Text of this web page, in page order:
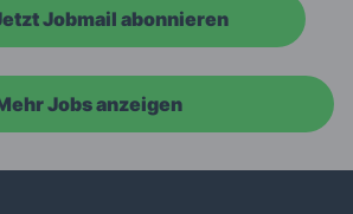
Jobmail abonnieren
Jobs anzeigen